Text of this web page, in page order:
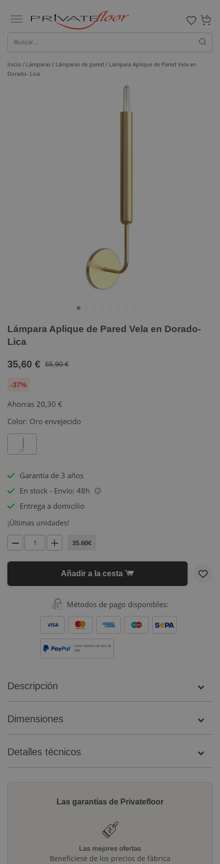
0
Inicio / Lámparas / Lámparas de pared / Lámpara Aplique de Pared Vela en
Dorado- Lica
Lámpara Aplique de Pared Vela en Dorado-
Lica
35,60 € 55,90 €
-37%
Ahorras 20,30 €
Color: Oro envejecido
Garantía de 3 años
En stock - Envío: 48h
i
Entrega a domicilio
¡Últimas unidades!
35.60€
Añadir a la cesta
Métodos de pago disponibles:
PARA PEDIDOS DE MÁS DE
500€
Descripción
Dimensiones
Detalles técnicos
Las garantías de Privatefloor
Las mejores ofertas
Benefíciese de los precios de fábrica